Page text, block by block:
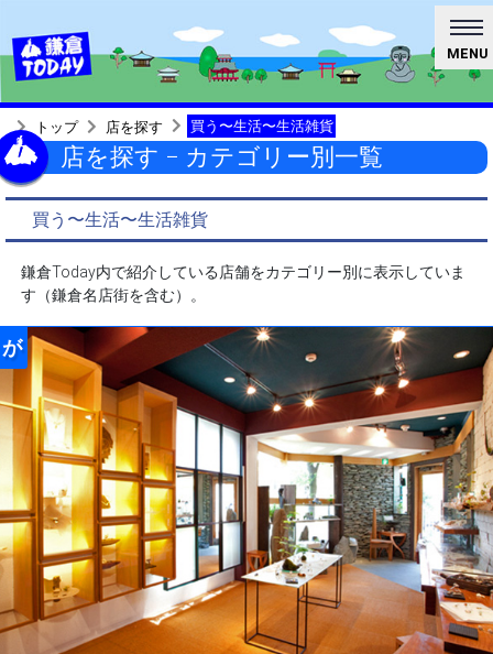
MENU
トップ 店を探す 買う〜生活〜生活雑貨
店を探す − カテゴリー別一覧
買う〜生活〜生活雑貨
鎌倉Today内で紹介している店舗をカテゴリー別に表示していま
す（鎌倉名店街を含む）。
が